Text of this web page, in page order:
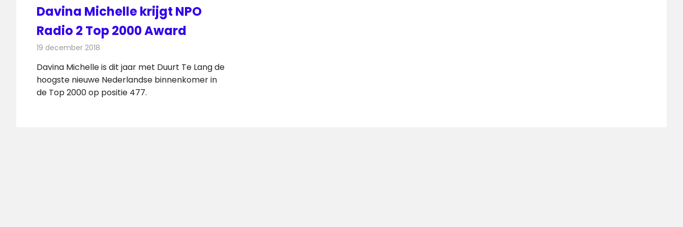
Davina Michelle krijgt NPO
Radio 2 Top 2000 Award
19 december 2018
Davina Michelle is dit jaar met Duurt Te Lang de
hoogste nieuwe Nederlandse binnenkomer in
de Top 2000 op positie 477.